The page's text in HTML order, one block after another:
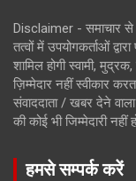
Disclaimer - समाचार से
तत्वों में उपयोगकर्ताओं
शामिल होगी स्वामी,
ज़िम्मेदार नहीं स्वीकार
संवाददाता / खबर देने
की कोई भी जिम्मेदारी नहीं
हमसे सम्पर्क करें